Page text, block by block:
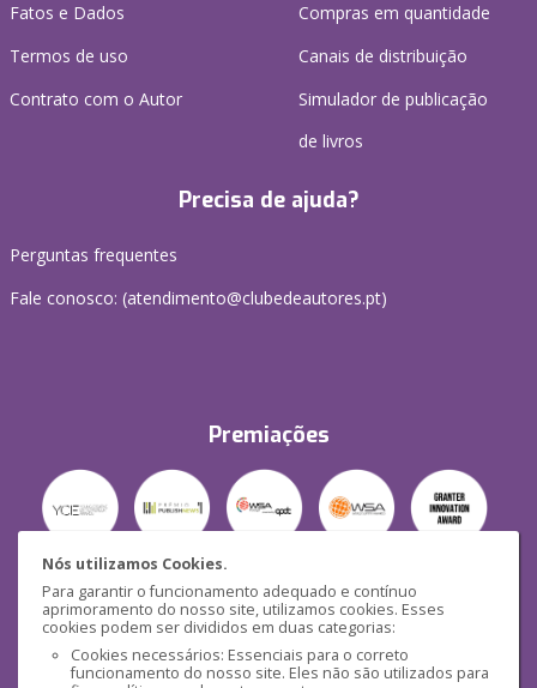
Nós utilizamos Cookies.
Para garantir o funcionamento adequado e contínuo
aprimoramento do nosso site, utilizamos cookies. Esses
cookies podem ser divididos em duas categorias:
Cookies necessários: Essenciais para o correto
funcionamento do nosso site. Eles não são utilizados para
Fatos e Dados
Termos de uso
Contrato com o Autor
Compras em quantidade
Canais de distribuição
Simulador de publicação
de livros
Precisa de ajuda?
Perguntas frequentes
Fale conosco: (atendimento@clubedeautores.pt)
Premiações
Segurança